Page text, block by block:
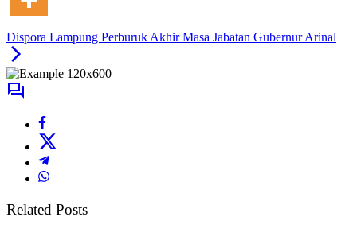
Dispora Lampung Perburuk Akhir Masa Jabatan Gubernur Arinal
Related Posts